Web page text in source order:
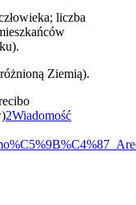
liczba
Ziemią).
2Wiadomość